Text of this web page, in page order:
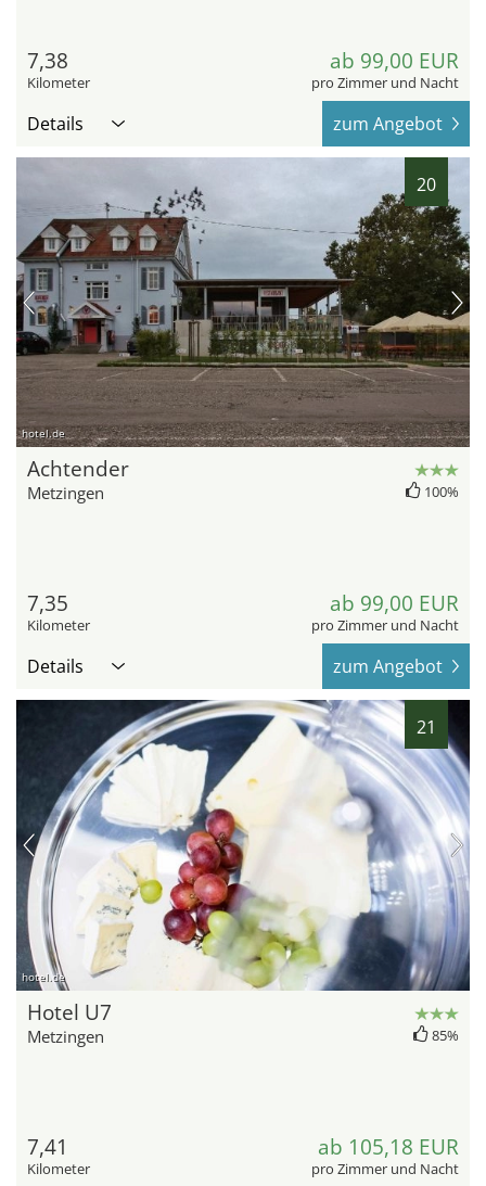
7,38
Kilometer
ab 99,00 EUR
pro Zimmer und Nacht
Details zum Angebot
20
hotel.de
Achtender
Metzingen 100%
7,35
Kilometer
ab 99,00 EUR
pro Zimmer und Nacht
Details zum Angebot
21
hotel.de
Hotel U7
Metzingen 85%
7,41
Kilometer
ab 105,18 EUR
pro Zimmer und Nacht